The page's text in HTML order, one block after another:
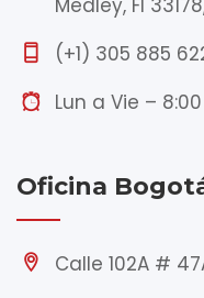
(+1) 305 885
Lun a Vie –
Oficina
Calle 102A #